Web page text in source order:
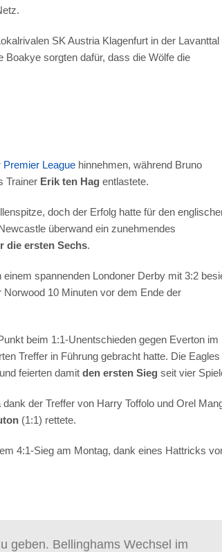
SK Austria Klagenfurt in der Lavanttal
sorgten dafür, dass die Wölfe die
Premier League hinnehmen, während Bruno
Trainer Erik ten Hag entlastete.
doch der Erfolg hatte für den
überwand ein zunehmendes
die ersten Sechs.
spannenden Londoner Derby mit 3:2
10 Minuten vor dem Ende der
beim 1:1-Unentschieden gegen Everton im
Treffer in Führung gebracht hatte. Die Eagles
feierten damit den ersten Sieg seit vier
der Treffer von Harry Toffolo und Orel
(1:1) rettete.
4:1-Sieg am Montag, dank eines Hattricks
geben. Bellinghams Wechsel im